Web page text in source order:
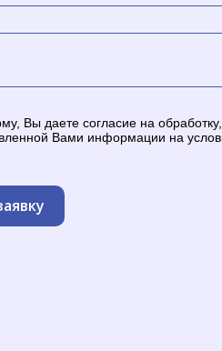
Вы даете согласие на обработку,
Вами информации на